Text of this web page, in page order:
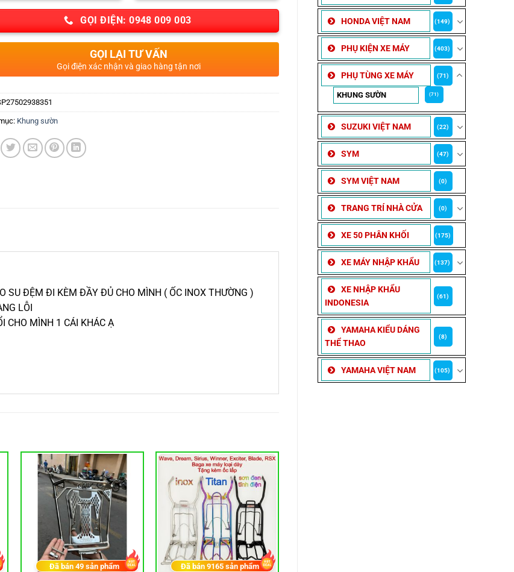
HONDA VIỆT NAM (149)
PHỤ KIỆN XE MÁY (403)
PHỤ TÙNG XE MÁY (71)
KHUNG SƯỜN (71)
SUZUKI VIỆT NAM (22)
SYM (47)
SYM VIỆT NAM (0)
TRANG TRÍ NHÀ CỬA (0)
XE 50 PHÂN KHỐI (175)
XE MÁY NHẬP KHẨU (137)
XE NHẬP KHẨU
INDONESIA
(61)
YAMAHA KIỂU DÁNG
THỂ THAO
(8)
YAMAHA VIỆT NAM (105)
GỌI ĐIỆN: 0948 009 003
GỌI LẠI TƯ VẤN
Gọi điện xác nhận và giao hàng tận nơi
Khung sườn
SU ĐỆM ĐI KÈM ĐẦY ĐỦ CHO MÌNH ( ỐC INOX THƯỜNG )
LỖI
CHO MÌNH 1 CÁI KHÁC Ạ
Đã bán49 sản phẩm Đã bán 9165sản phẩm